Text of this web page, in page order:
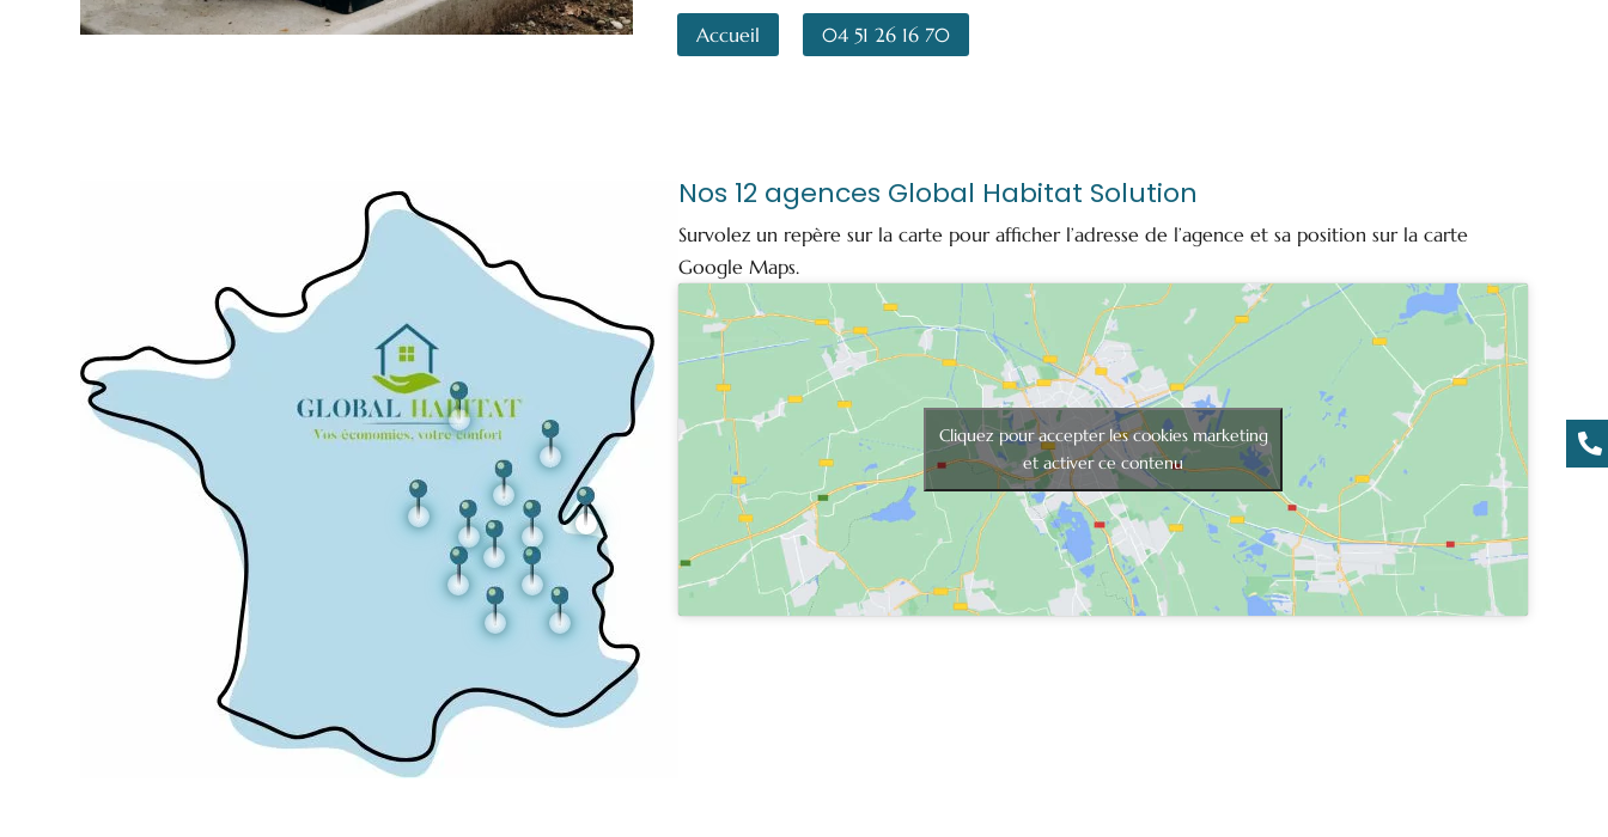
Accueil 04 51 26 16 70
Nos 12 agences Global Habitat Solution
Survolez un repère sur la carte pour afficher l’adresse de l’agence et sa position sur la carte
Google Maps.
Cliquez pour accepter les cookies marketing
et activer ce contenu
